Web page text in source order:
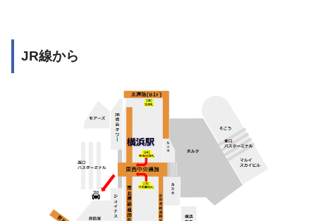
JR線から